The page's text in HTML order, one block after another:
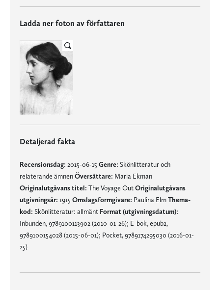
Ladda ner foton av författaren
Detaljerad fakta
Recensionsdag: 2015-06-15 Genre: Skönlitteratur och
relaterande ämnenÖversättare: Maria Ekman
Originalutgåvans titel: The Voyage OutOriginalutgåvans
utgivningsår: 1915 Omslagsformgivare: Paulina ElmThema-
kod: Skönlitteratur: allmänt Format (utgivningsdatum):
Inbunden, 9789100113902 (2010-01-26); E-bok, epub2,
9789100154028 (2015-06-01); Pocket, 9789174295030 (2016-01-
25)